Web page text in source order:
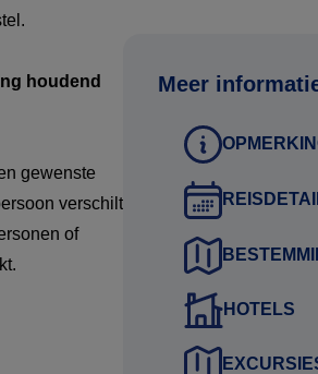
houdend
gewenste
verschilt
of
Meer
HOTELS